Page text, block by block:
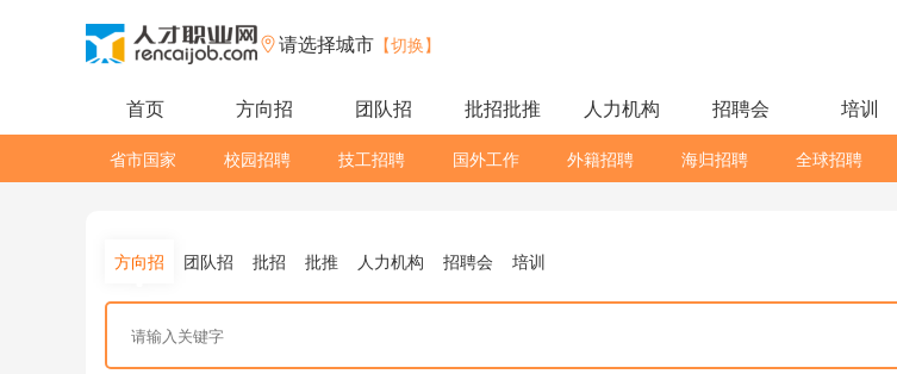
请选择城市 【切换】
首页 方向招 团队招 批招批推 人力机构 招聘会 培训
省市国家 校园招聘 技工招聘 国外工作 外籍招聘 海归招聘 全球招聘
方向招 团队招 批招 批推 人力机构 招聘会 培训